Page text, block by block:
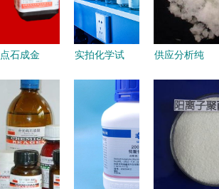
管理板操作
表
策略
品管理
点石成金
学试剂如何
在非临床诊
断用生物试
剂研发中破
浪前行
实拍化学试
整齐陈列于
置物架的下
载与使用指
南
供应分析纯
— 北京金
汇太亚化学
试剂在氯化
物、硫酸
盐、碳酸盐